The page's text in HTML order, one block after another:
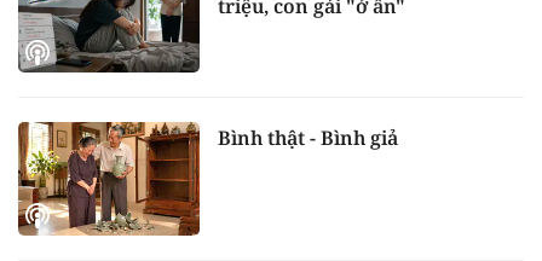
triệu, con gái "ở ẩn"
Bình thật - Bình giả